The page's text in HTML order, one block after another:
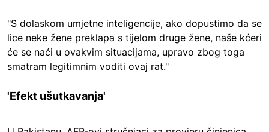
"S dolaskom umjetne inteligencije, ako dopustimo da se
lice neke žene preklapa s tijelom druge žene, naše kćeri
će se naći u ovakvim situacijama, upravo zbog toga
smatram legitimnim voditi ovaj rat."
'Efekt ušutkavanja'